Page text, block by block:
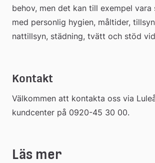
behov, men det kan till exempel
med personlig hygien, måltider,
nattillsyn, städning, tvätt och stöd
Kontakt
Välkommen att kontakta oss via
kundcenter på 0920-45 30 00.
Läs mer